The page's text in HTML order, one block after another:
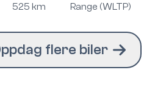
525 km
Range (WLTP)
flere biler